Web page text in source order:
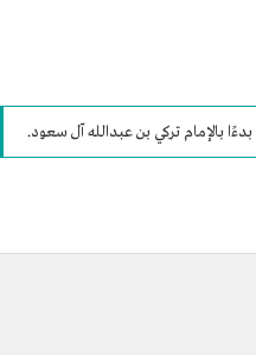
بالإمام تركي بن عبدالله آل سعود.